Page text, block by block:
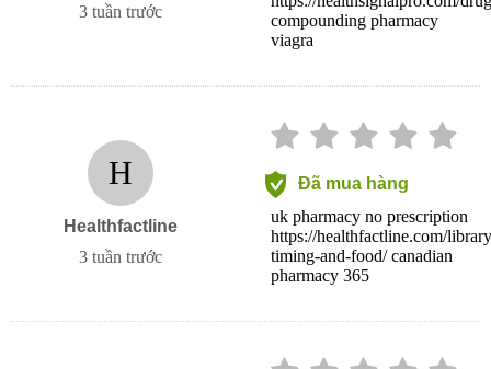
3 tuần trước
compounding pharmacy
viagra
H
Healthfactline
3 tuần trước
Đã mua hàng
uk pharmacy no prescription
https://healthfactline.com/
timing-and-food/ canadian
pharmacy 365